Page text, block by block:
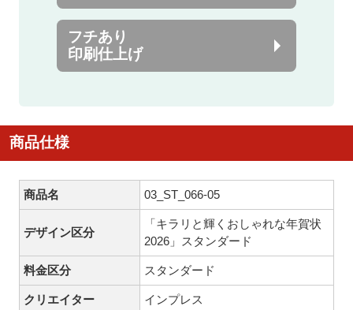
フチあり
印刷仕上げ
商品仕様
商品名 03_ST_066-05
デザイン区分
「キラリと輝くおしゃれな年賀状
2026」スタンダード
料金区分 スタンダード
クリエイター インプレス